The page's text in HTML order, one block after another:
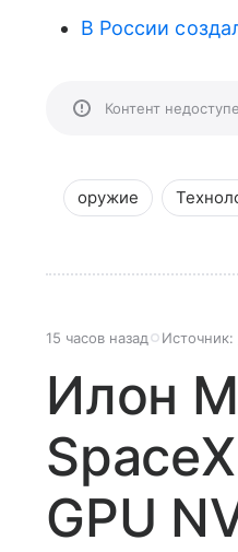
В России
Контент
оружие
15 часов назад Источник:
Илон
GPU